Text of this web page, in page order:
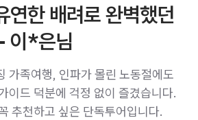
연한 배려로 완벽했던
이*은님
가족여행, 인파가 몰린 노동절에도
이드 덕분에 걱정 없이 즐겼습니다.
추천하고 싶은 단독투어입니다.